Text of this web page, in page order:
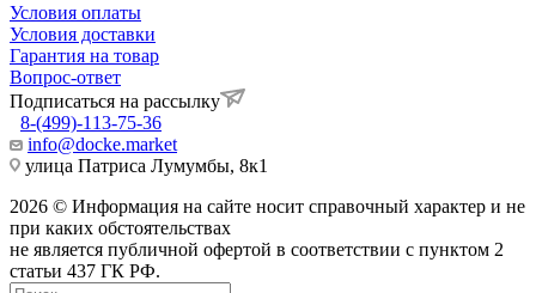
Условия оплаты
Условия доставки
Гарантия на товар
Вопрос-ответ
Подписаться на рассылку
8-(499)-113-75-36
info@docke.market
улица Патриса Лумумбы, 8к1
2026 © Информация на сайте носит справочный характер и не
при каких обстоятельствах
не является публичной офертой в соответствии с пунктом 2
статьи 437 ГК РФ.